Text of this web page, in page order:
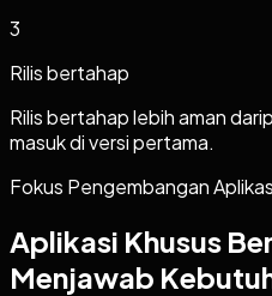
3
Rilis bertahap
Rilis bertahap lebih aman
masuk di versi pertama.
Fokus Pengembangan
Aplikasi Khusus
Menjawab